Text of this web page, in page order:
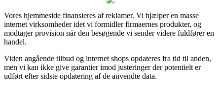
Vores hjemmeside finansieres af reklamer. Vi hjælper en masse
internet virksomheder idet vi formidler firmaernes produkter, og
modtager provision når den besøgende vi sender videre fuldfører en
handel.
Viden angående tilbud og internet shops opdateres fra tid til anden,
men vi kan ikke give garantier imod justeringer der potentielt er
udført efter sidste opdatering af de anvendte data.